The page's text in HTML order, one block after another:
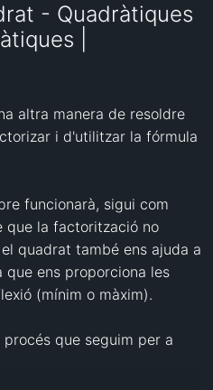
- Quadràtiques
|
altra manera de resoldre
i d'utilitzar la fórmula
funcionarà, sigui com
que la factorització no
quadrat també ens ajuda a
ens proporciona les
(mínim o màxim).
que seguim per a